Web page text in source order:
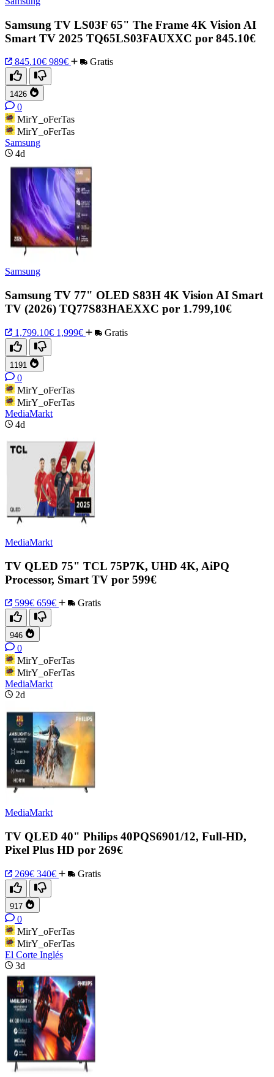
Samsung TV LS03F 65" The Frame 4K Vision AI
Smart TV 2025 TQ65LS03FAUXXC por 845.10€
845.10€ 989€ Gratis
1426
0
MirY_oFerTas
MirY_oFerTas
Samsung
4d
Samsung
Samsung TV 77" OLED S83H 4K Vision AI Smart
TV (2026) TQ77S83HAEXXC por 1.799,10€
1,799.10€ 1,999€ Gratis
1191
0
MirY_oFerTas
MirY_oFerTas
MediaMarkt
4d
MediaMarkt
TV QLED 75" TCL 75P7K, UHD 4K, AiPQ
Processor, Smart TV por 599€
599€ 659€ Gratis
946
0
MirY_oFerTas
MirY_oFerTas
MediaMarkt
2d
MediaMarkt
TV QLED 40" Philips 40PQS6901/12, Full-HD,
Pixel Plus HD por 269€
269€ 340€ Gratis
917
0
MirY_oFerTas
MirY_oFerTas
El Corte Inglés
3d